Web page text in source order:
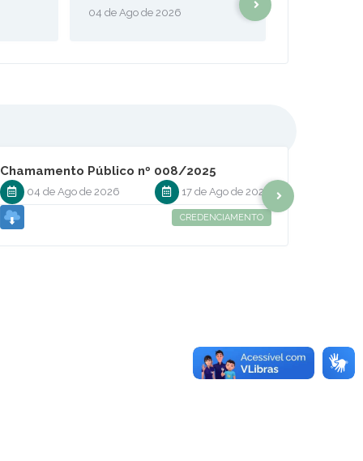
04 de Ago de 2026
CREDENCIAMENTO
Chamamento Público nº 008/2025
04 de Ago de 2026 17 de Ago de 2026